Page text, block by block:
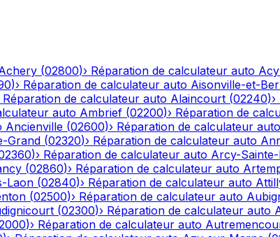
(02800)› Réparation de calculateur auto Acy
)› Réparation de calculateur auto Aisonville-et-
Réparation de calculateur auto Alaincourt (02240)›
auto Ambrief (02200)› Réparation de
Ancienville (02600)› Réparation de calculateur auto
Grand (02320)› Réparation de calculateur auto
)› Réparation de calculateur auto Arcy-
(02860)› Réparation de calculateur auto
Laon (02840)› Réparation de calculateur auto
(02500)› Réparation de calculateur auto
(02300)› Réparation de calculateur auto
)› Réparation de calculateur auto